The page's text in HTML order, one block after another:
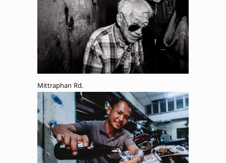
Mittraphan Rd.